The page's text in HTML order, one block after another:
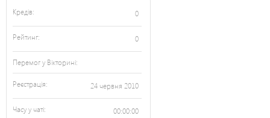
Кредів: 0
Рейтинг: 0
Перемог у Вікторині:
Реєстрація: 24 червня 2010
Часу у чаті: 00:00:00